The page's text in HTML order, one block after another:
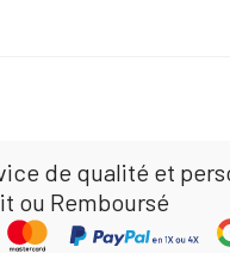
de qualité et
ou Remboursé